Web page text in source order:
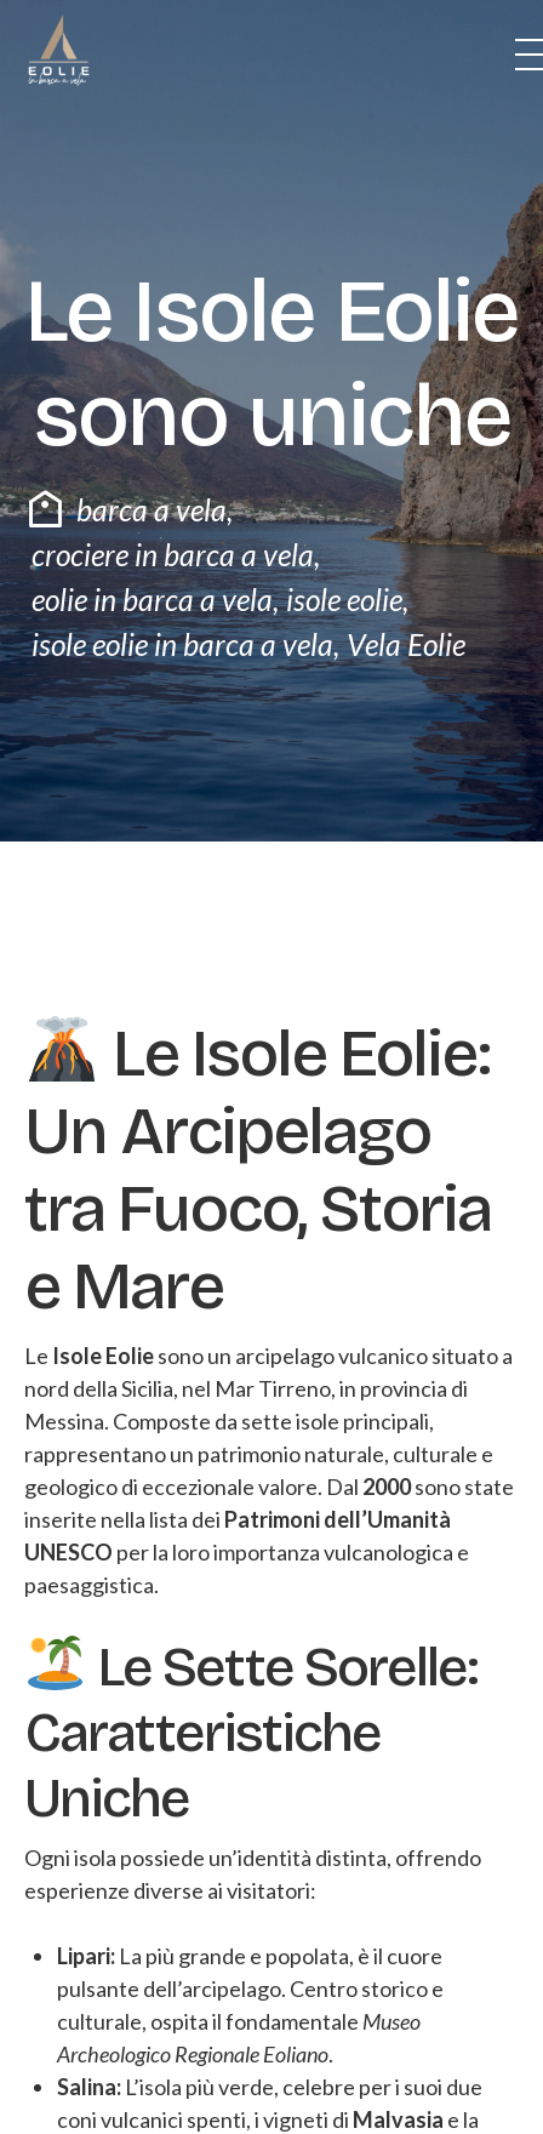
content
PREZZI
CREW
VITA DI BORDO
BLOG
F.A.Q
CONTATTI
Le Isole Eolie
sono uniche
barca a vela,
crociere in barca a vela,
eolie in barca a vela, isole eolie,
isole eolie in barca a vela, Vela Eolie
Le Isole Eolie:
Un Arcipelago
tra Fuoco, Storia
e Mare
Le Isole Eoliesono un arcipelago vulcanico situato a
nord della Sicilia, nel Mar Tirreno, in provincia di
Messina. Composte da sette isole principali,
rappresentano un patrimonio naturale, culturale e
geologico di eccezionale valore. Dal 2000sono state
inserite nella lista dei Patrimoni dell’Umanità
UNESCO per la loro importanza vulcanologica e
paesaggistica.
Le Sette Sorelle:
Caratteristiche
Uniche
Ogni isola possiede un’identità distinta, offrendo
esperienze diverse ai visitatori:
Lipari: La più grande e popolata, è il cuore
pulsante dell’arcipelago. Centro storico e
culturale, ospita il fondamentale Museo
Archeologico Regionale Eoliano.
Salina: L’isola più verde, celebre per i suoi due
coni vulcanici spenti, i vigneti di Malvasia e la